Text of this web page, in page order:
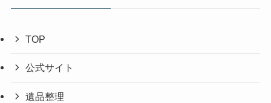
TOP
公式サイト
遺品整理